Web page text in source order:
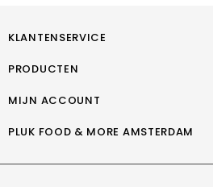
KLANTENSERVICE
PRODUCTEN
MIJN ACCOUNT
PLUK FOOD & MORE AMSTERDAM